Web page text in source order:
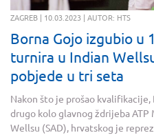
ZAGREB | 10.03.2023 | AUTOR: HTS
Borna Gojo izgubio u
turnira u Indian
pobjede u tri seta
Nakon što je prošao
drugo kolo glavnog ždrijeba
Wellsu (SAD), hrvatskog je